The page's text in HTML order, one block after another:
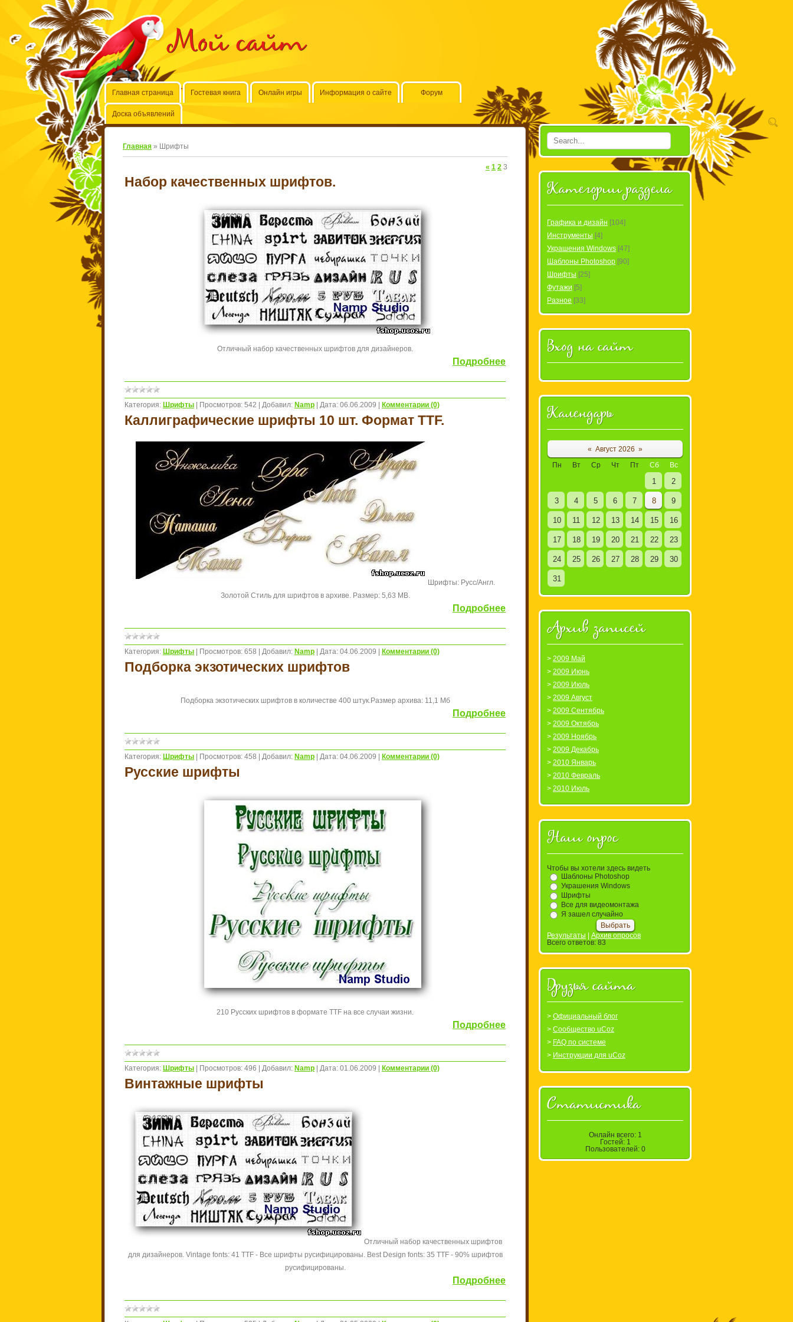
Мой сайт
Главная страница Гостевая книга Онлайн игры Информация о сайте Форум
Доска объявлений
Главная » Шрифты
« 1 2 3
Набор качественных шрифтов.
Отличный набор качественных шрифтов для дизайнеров.
Подробнее
Категория: Шрифты Просмотров: 542 Добавил: Namp Дата: 06.06.2009 Комментарии (0)
Каллиграфические шрифты 10 шт. Формат TTF.
Шрифты: Русс/Англ.
Золотой Стиль для шрифтов в архиве. Размер: 5,63 MB.
Подробнее
Категория: Шрифты Просмотров: 658 Добавил: Namp Дата: 04.06.2009 Комментарии (0)
Подборка экзотических шрифтов
Подборка экзотических шрифтов в количестве 400 штук.Размер архива: 11,1 Мб
Подробнее
Категория: Шрифты Просмотров: 458 Добавил: Namp Дата: 04.06.2009 Комментарии (0)
Русские шрифты
210 Русских шрифтов в формате TTF на все случаи жизни.
Подробнее
Категория: Шрифты Просмотров: 496 Добавил: Namp Дата: 01.06.2009 Комментарии (0)
Винтажные шрифты
Отличный набор качественных шрифтов
для дизайнеров. Vintage fonts: 41 TTF - Все шрифты русифицированы. Best Design fonts: 35 TTF - 90% шрифтов
русифицированы.
Подробнее
Категории раздела
Графика и дизайн [104]
Инструменты [4]
Украшения Windows [47]
Шаблоны Photoshop [90]
Шрифты [25]
Футажи [5]
Разное [33]
Вход на сайт
Календарь
« Август 2026 »
Пн
Вт Ср Чт Пт Сб Вс
1 2
3 4 5 6 7 8 9
10 11 12 13 14 15 16
17 18 19 20 21 22 23
24 25 26 27 28 29 30
31
Архив записей
2009 Май
2009 Июнь
2009 Июль
2009 Август
2009 Сентябрь
2009 Октябрь
2009 Ноябрь
2009 Декабрь
2010 Январь
2010 Февраль
2010 Июль
Наш опрос
Чтобы вы хотели здесь видеть
Шаблоны Photoshop
Украшения Windows
Шрифты
Все для видеомонтажа
Я зашел случайно
Результаты
Архив опросов
Всего ответов: 83
Друзья сайта
Официальный блог
Сообщество uCoz
FAQ по системе
Инструкции для uCoz
Статистика
Онлайн всего: 1
Гостей: 1
Пользователей: 0